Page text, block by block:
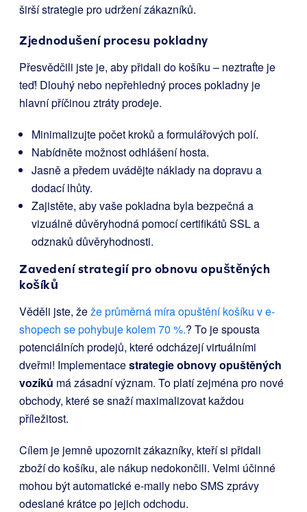
širší strategie pro udržení zákazníků.
Zjednodušení procesu pokladny
Přesvědčili jste je, aby přidali do košíku – neztraťte je
teď! Dlouhý nebo nepřehledný proces pokladny je
hlavní příčinou ztráty prodeje.
Minimalizujte počet kroků a formulářových polí.
Nabídněte možnost odhlášení hosta.
Jasně a předem uvádějte náklady na dopravu a
dodací lhůty.
Zajistěte, aby vaše pokladna byla bezpečná a
vizuálně důvěryhodná pomocí certifikátů SSL a
odznaků důvěryhodnosti.
Zavedení strategií pro obnovu opuštěných
košíků
Věděli jste, žeže průměrná míra opuštění košíku v e-
shopech se pohybuje kolem 70 %.? To je spousta
potenciálních prodejů, které odcházejí virtuálními
dveřmi! Implementacestrategie obnovy opuštěných
vozíků má zásadní význam. To platí zejména pro nové
obchody, které se snaží maximalizovat každou
příležitost.
Cílem je jemně upozornit zákazníky, kteří si přidali
zboží do košíku, ale nákup nedokončili. Velmi účinné
mohou být automatické e-maily nebo SMS zprávy
odeslané krátce po jejich odchodu.